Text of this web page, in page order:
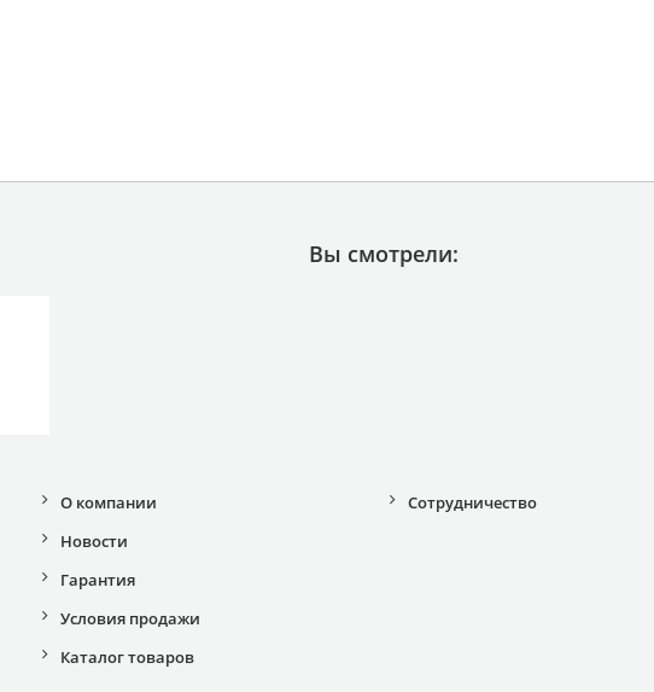
Вы смотрели:
О компании
Новости
Гарантия
Условия продажи
Каталог товаров
Сотрудничество